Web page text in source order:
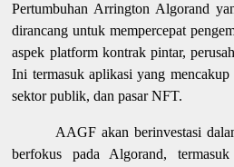
Pertumbuhan Arrington Algorand
dirancang untuk mempercepat
aspek platform kontrak pintar,
Ini termasuk aplikasi yang
sektor publik, dan pasar NFT.
AAGF akan berinvestasi
berfokus pada Algorand,